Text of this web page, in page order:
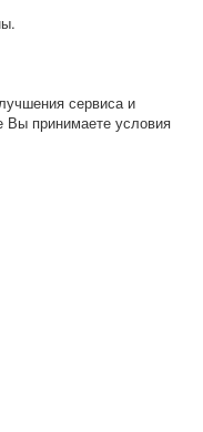
сервиса и
Вы принимаете условия